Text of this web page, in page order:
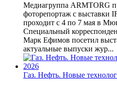
Медиагруппа ARMTORG
фоторепортаж с выставки
проходит с 4 по 7 мая в
Специальный
Марк Ефимов посетил
актуальные выпуски жур...
Газ. Нефть. Новые